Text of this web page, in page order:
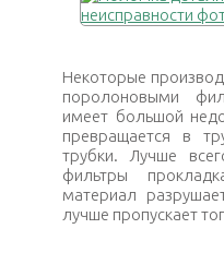
Некоторые
поролоновыми
имеет большой
превращается в
трубки. Лучше
фильтры
материал
лучше пропускает